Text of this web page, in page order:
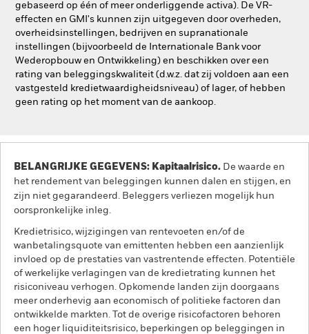
gebaseerd op één of meer onderliggende activa). De VR-
effecten en GMI's kunnen zijn uitgegeven door overheden,
overheidsinstellingen, bedrijven en supranationale
instellingen (bijvoorbeeld de Internationale Bank voor
Wederopbouw en Ontwikkeling) en beschikken over een
rating van beleggingskwaliteit (d.w.z. dat zij voldoen aan een
vastgesteld kredietwaardigheidsniveau) of lager, of hebben
geen rating op het moment van de aankoop.
BELANGRIJKE GEGEVENS: Kapitaalrisico. De waarde en
het rendement van beleggingen kunnen dalen en stijgen, en
zijn niet gegarandeerd. Beleggers verliezen mogelijk hun
oorspronkelijke inleg.
Kredietrisico, wijzigingen van rentevoeten en/of de
wanbetalingsquote van emittenten hebben een aanzienlijk
invloed op de prestaties van vastrentende effecten. Potentiële
of werkelijke verlagingen van de kredietrating kunnen het
risiconiveau verhogen. Opkomende landen zijn doorgaans
meer onderhevig aan economisch of politieke factoren dan
ontwikkelde markten. Tot de overige risicofactoren behoren
een hoger liquiditeitsrisico, beperkingen op beleggingen in